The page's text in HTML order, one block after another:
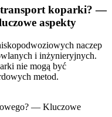
transport koparki? —
aspekty
naczep
i inżynieryjnych.
nie mogą być
metod.